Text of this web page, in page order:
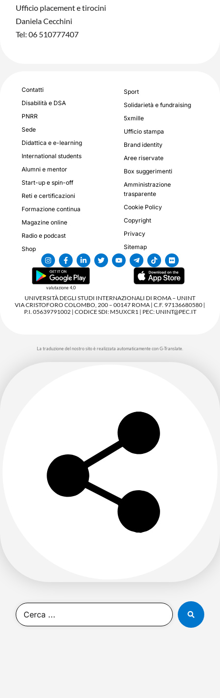
Ufficio placement e tirocini
Daniela Cecchini
Tel: 06 510777407
Contatti
Disabilità e DSA
PNRR
Sede
Didattica e e-learning
International students
Alumni e mentor
Start-up e spin-off
Reti e certificazioni
Formazione continua
Magazine online
Radio e podcast
Shop
Sport
Solidarietà e fundraising
5xmille
Ufficio stampa
Brand identity
Aree riservate
Box suggerimenti
Amministrazione
trasparente
Cookie Policy
Copyright
Privacy
Sitemap
valutazione 4,0
UNIVERSITÀ DEGLI STUDI INTERNAZIONALI DI ROMA – UNINT
VIA CRISTOFORO COLOMBO, 200 – 00147 ROMA | C.F. 97136680580 |
P.I. 05639791002 | CODICE SDI: M5UXCR1 | PEC: UNINT@PEC.IT
La traduzione del nostro sito è realizzata automaticamente con G-Translate.